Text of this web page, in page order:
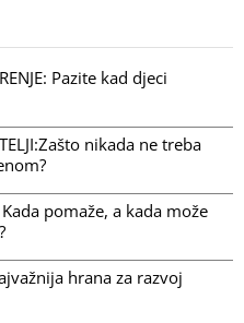
Pazite kad djeci
nikada ne treba
Kada pomaže, a kada može
hrana za razvoj